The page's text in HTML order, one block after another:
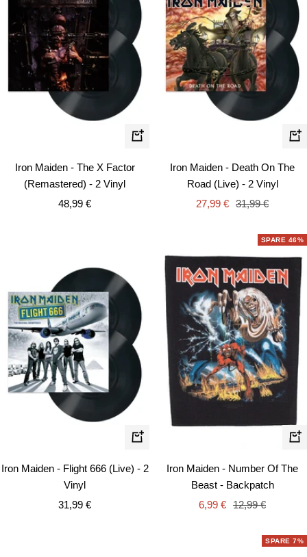
In
Iron Maiden - The X Factor
(Remastered) - 2 Vinyl
Angebotspreis
48,99 €
In
Iron Maiden - Death On The
Road (Live) - 2 Vinyl
Angebotspreis
27,99 € Regulärer
31,99 €
In
den
Iron Maiden - Flight 666 (Live) - 2
Vinyl
Angebotspreis
31,99 €
SPARE 46%
In
Iron Maiden - Number Of The
Beast - Backpatch
Angebotspreis
6,99 € Regulärer
12,99 €
SPARE 7%